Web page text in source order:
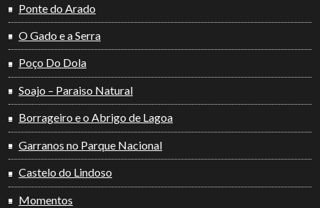
Ponte do Arado
O Gado e a Serra
Poço Do Dola
Soajo – Paraiso Natural
Borrageiro e o Abrigo de Lagoa
Garranos no Parque Nacional
Castelo do Lindoso
Momentos